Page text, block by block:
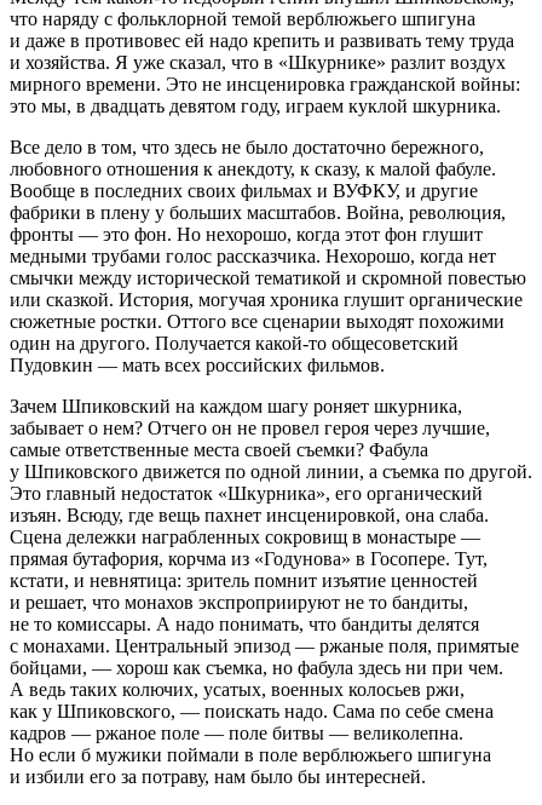
что наряду с фольклорной темой верблюжьего шпигуна
и даже в противовес ей надо крепить и развивать тему труда
и хозяйства. Я уже сказал, что в «Шкурнике» разлит воздух
мирного времени. Это не инсценировка гражданской войны:
это мы, в двадцать девятом году, играем куклой шкурника.
Все дело в том, что здесь не было достаточно бережного,
любовного отношения к анекдоту, к сказу, к малой фабуле.
Вообще в последних своих фильмах и ВУФКУ, и другие
фабрики в плену у больших масштабов. Война, революция,
фронты — это фон. Но нехорошо, когда этот фон глушит
медными трубами голос рассказчика. Нехорошо, когда нет
смычки между исторической тематикой и скромной повестью
или сказкой. История, могучая хроника глушит органические
сюжетные ростки. Оттого все сценарии выходят похожими
один на другого. Получается какой-то общесоветский
Пудовкин — мать всех российских фильмов.
Зачем Шпиковский на каждом шагу роняет шкурника,
забывает о нем? Отчего он не провел героя через лучшие,
самые ответственные места своей съемки? Фабула
у Шпиковского движется по одной линии, а съемка по другой.
Это главный недостаток «Шкурника», его органический
изъян. Всюду, где вещь пахнет инсценировкой, она слаба.
Сцена дележки награбленных сокровищ в монастыре —
прямая бутафория, корчма из «Годунова» в Госопере. Тут,
кстати, и невнятица: зритель помнит изъятие ценностей
и решает, что монахов экспроприируют не то бандиты,
не то комиссары. А надо понимать, что бандиты делятся
с монахами. Центральный эпизод — ржаные поля, примятые
бойцами, — хорош как съемка, но фабула здесь ни при чем.
А ведь таких колючих, усатых, военных колосьев ржи,
как у Шпиковского, — поискать надо. Сама по себе смена
кадров — ржаное поле — поле битвы — великолепна.
Но если б мужики поймали в поле верблюжьего шпигуна
и избили его за потраву, нам было бы интересней.